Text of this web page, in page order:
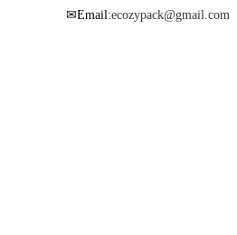
✉Email:ecozypack@gmail.com